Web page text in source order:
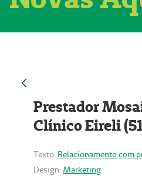
Prestador
Clínico Eireli
Texto: Relacionamento com
Design: Marketing